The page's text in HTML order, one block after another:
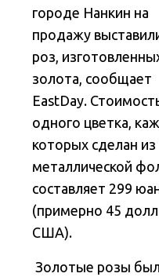
городе Нанкин на
продажу
роз,
золота, сообщает
EastDay.
одного цветка,
которых сделан
металлической
составляет 299
(примерно 45
США).
Золотые розы